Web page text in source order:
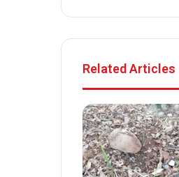
Related Articles